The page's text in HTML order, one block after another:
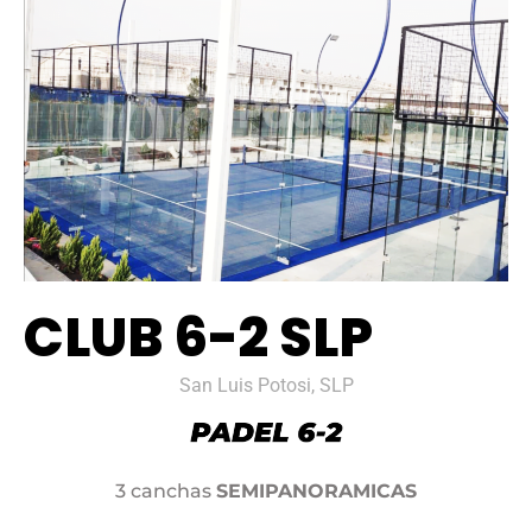
CLUB 6-2 SLP
San Luis Potosi, SLP
3 canchas SEMIPANORAMICAS